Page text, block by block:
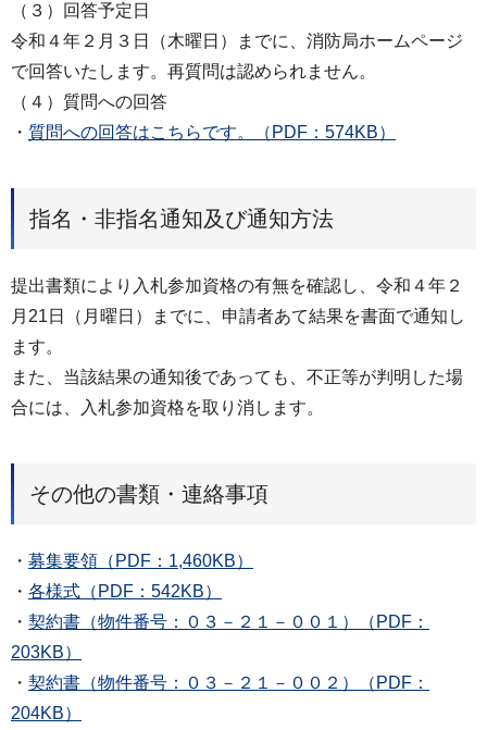
（３）回答予定日
令和４年２月３日（木曜日）までに、消防局ホームページ
で回答いたします。再質問は認められません。
（４）質問への回答
・ 質問への回答はこちらです。（PDF：574KB）
指名・非指名通知及び通知方法
提出書類により入札参加資格の有無を確認し、令和４年２
月21日（月曜日）までに、申請者あて結果を書面で通知し
ます。
また、当該結果の通知後であっても、不正等が判明した場
合には、入札参加資格を取り消します。
その他の書類・連絡事項
・ 募集要領（PDF：1,460KB）
・ 各様式（PDF：542KB）
・ 契約書（物件番号：０３－２１－００１）（PDF：
203KB）
・ 契約書（物件番号：０３－２１－００２）（PDF：
204KB）